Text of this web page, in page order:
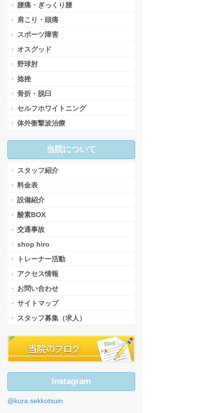
腰痛・ぎっくり腰
肩こり・頭痛
スポーツ障害
オスグッド
野球肘
捻挫
骨折・脱臼
セルフホワイトニング
体外衝撃波治療
当院について
スタッフ紹介
料金表
設備紹介
酸素BOX
交通事故
shop hiro
トレーナー活動
アクセス情報
お問い合わせ
サイトマップ
スタッフ募集（求人）
Instagram
@kura.sekkotsuin